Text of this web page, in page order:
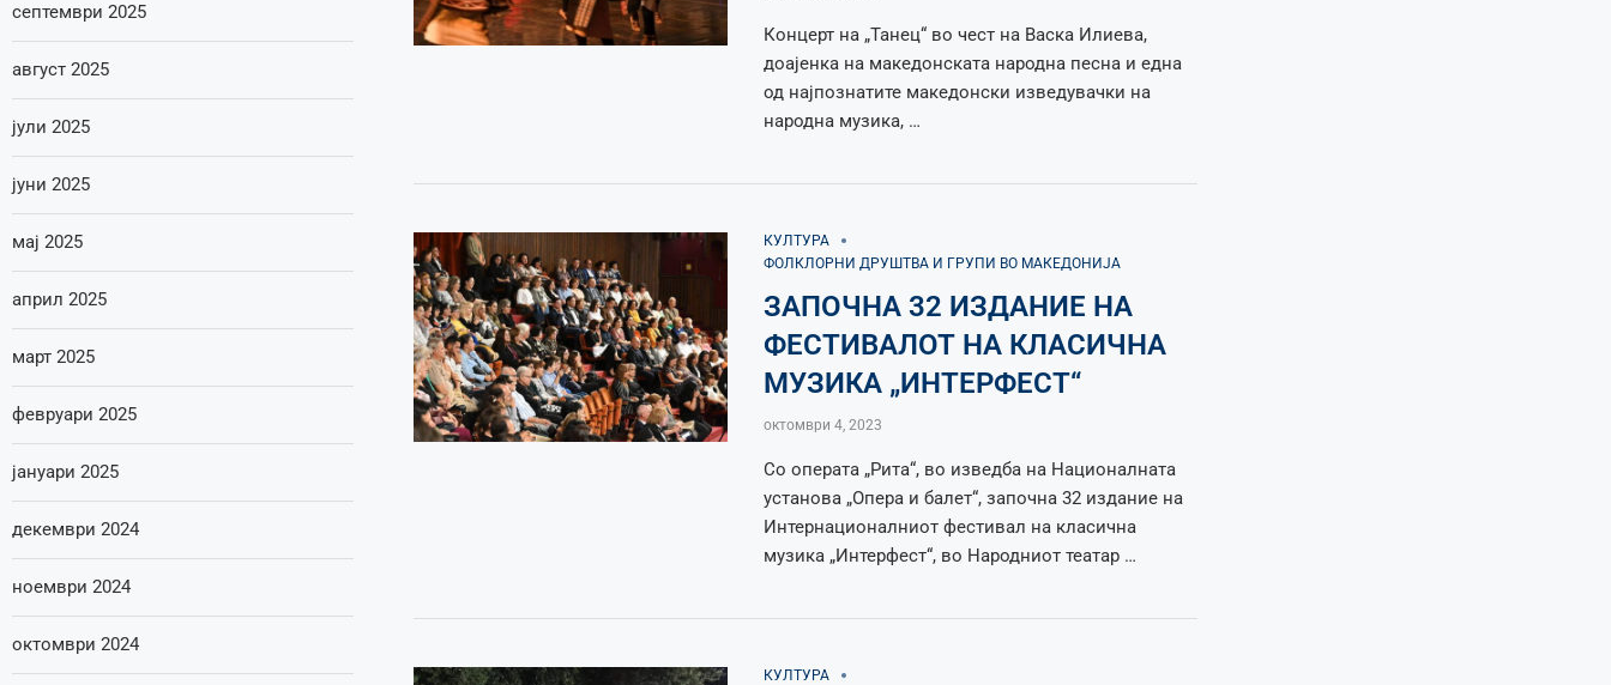
Концерт на „Танец“ во чест на Васка Илиева,
доајенка на македонската народна песна и една
од најпознатите македонски изведувачки на
народна музика, …
КУЛТУРА
ФОЛКЛОРНИ ДРУШТВА И ГРУПИ ВО МАКЕДОНИЈА
ЗАПОЧНА 32 ИЗДАНИЕ НА
ФЕСТИВАЛОТ НА КЛАСИЧНА
МУЗИКА „ИНТЕРФЕСТ“
октомври 4, 2023
Со операта „Рита“, во изведба на Националната
установа „Опера и балет“, започна 32 издание на
Интернационалниот фестивал на класична
музика „Интерфест“, во Народниот театар …
КУЛТУРА
септември 2025
август 2025
јули 2025
јуни 2025
мај 2025
април 2025
март 2025
февруари 2025
јануари 2025
декември 2024
ноември 2024
октомври 2024